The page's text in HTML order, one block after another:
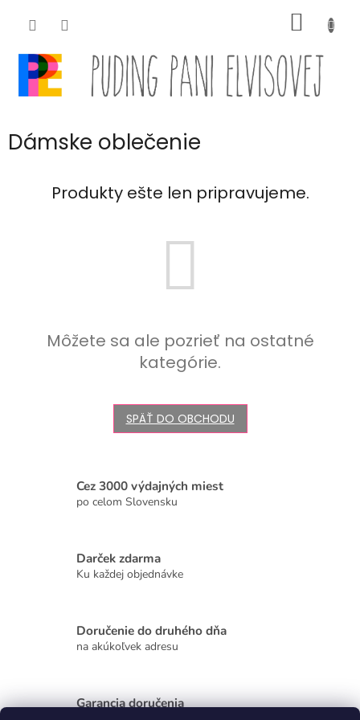
Dámske oblečenie
Produkty ešte len pripravujeme.
Môžete sa ale pozrieť na ostatné
kategórie.
SPÄŤ DO OBCHODU
Cez 3000 výdajných miest
po celom Slovensku
Darček zdarma
Ku každej objednávke
Doručenie do druhého dňa
na akúkoľvek adresu
Garancia doručenia